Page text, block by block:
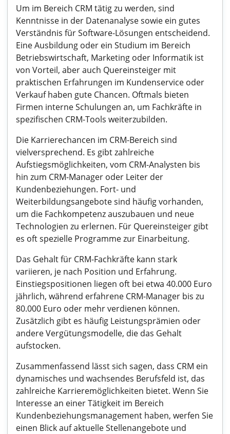
Um im Bereich CRM tätig zu werden, sind
Kenntnisse in der Datenanalyse sowie ein gutes
Verständnis für Software-Lösungen entscheidend.
Eine Ausbildung oder ein Studium im Bereich
Betriebswirtschaft, Marketing oder Informatik ist
von Vorteil, aber auch Quereinsteiger mit
praktischen Erfahrungen im Kundenservice oder
Verkauf haben gute Chancen. Oftmals bieten
Firmen interne Schulungen an, um Fachkräfte in
spezifischen CRM-Tools weiterzubilden.
Die Karrierechancen im CRM-Bereich sind
vielversprechend. Es gibt zahlreiche
Aufstiegsmöglichkeiten, vom CRM-Analysten bis
hin zum CRM-Manager oder Leiter der
Kundenbeziehungen. Fort- und
Weiterbildungsangebote sind häufig vorhanden,
um die Fachkompetenz auszubauen und neue
Technologien zu erlernen. Für Quereinsteiger gibt
es oft spezielle Programme zur Einarbeitung.
Das Gehalt für CRM-Fachkräfte kann stark
variieren, je nach Position und Erfahrung.
Einstiegspositionen liegen oft bei etwa 40.000 Euro
jährlich, während erfahrene CRM-Manager bis zu
80.000 Euro oder mehr verdienen können.
Zusätzlich gibt es häufig Leistungsprämien oder
andere Vergütungsmodelle, die das Gehalt
aufstocken.
Zusammenfassend lässt sich sagen, dass CRM ein
dynamisches und wachsendes Berufsfeld ist, das
zahlreiche Karrieremöglichkeiten bietet. Wenn Sie
Interesse an einer Tätigkeit im Bereich
Kundenbeziehungsmanagement haben, werfen Sie
einen Blick auf aktuelle Stellenangebote und